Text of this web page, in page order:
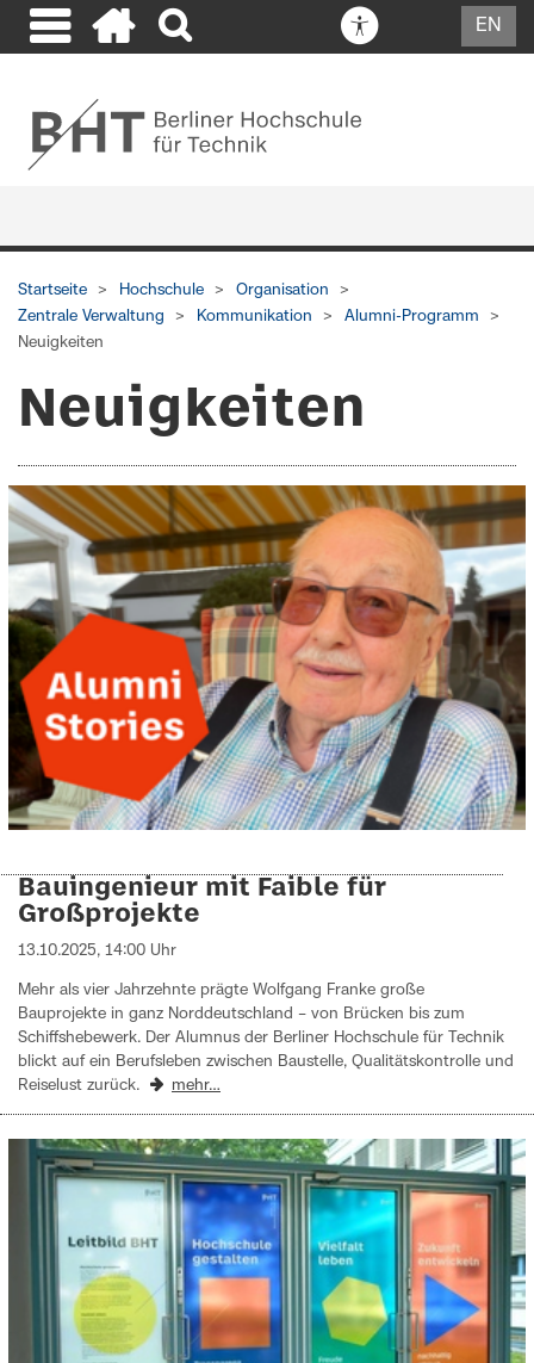
EN
Startseite Hochschule
Organisation
Zentrale Verwaltung
Kommunikation
Alumni-Programm
Neuigkeiten
Neuigkeiten
Bauingenieur mit Faible für
Großprojekte
13.10.2025, 14:00 Uhr
Mehr als vier Jahrzehnte prägte Wolfgang Franke große
Bauprojekte in ganz Norddeutschland – von Brücken bis zum
Schiffshebewerk. Der Alumnus der Berliner Hochschule für Technik
blickt auf ein Berufsleben zwischen Baustelle, Qualitätskontrolle und
Reiselust zurück.
mehr…